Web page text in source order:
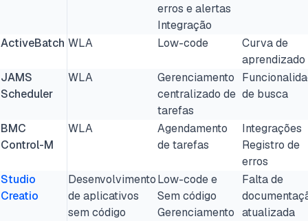
erros e alertas
Integração
ActiveBatch WLA Low-code
Curva de
aprendizado
JAMS
Scheduler
WLA
Gerenciamento
centralizado de
tarefas
de busca
BMC
Control-M
WLA
Agendamento
de tarefas
Integrações
Registro de
erros
Studio
Creatio
Desenvolvimento
de aplicativos
sem código
Low-code e
Sem código
Gerenciamento
Falta de
atualizada